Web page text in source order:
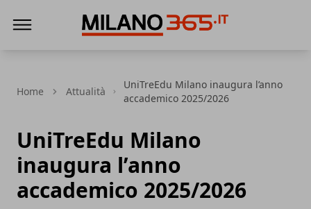
Home Attualità
UniTreEdu Milano inaugura l’anno
accademico 2025/2026
UniTreEdu Milano
inaugura l’anno
accademico 2025/2026